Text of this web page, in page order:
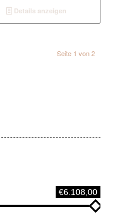
Details anzeigen
Seite 1 von 2
€6.108,00